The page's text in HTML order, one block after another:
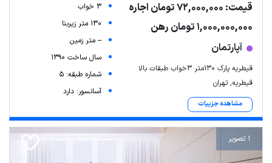
قیمت: 72,000,000 تومان اجاره
1,000,000,000 تومان رهن
آپارتمان
قیطریه پارک ۱۳۰متر ۳خواب طبقات بالا
قیطریه, تهران
مشاهده جزییات
3 خواب
130 متر زیربنا
-- متر زمین
سال ساخت 1390
شماره طبقه: 5
آسانسور: دارد
1 تصویر